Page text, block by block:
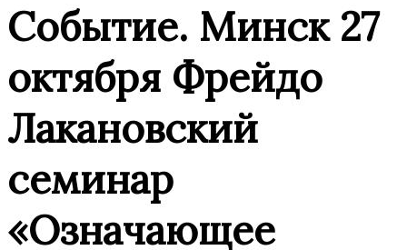
Событие. Минск 27
октября Фрейдо
Лакановский
семинар
«Означающее